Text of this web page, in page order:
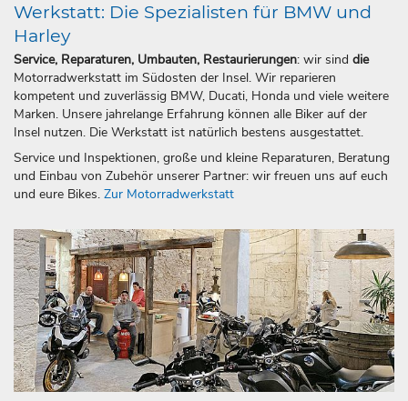
Werkstatt: Die Spezialisten für BMW und
Harley
Service, Reparaturen, Umbauten, Restaurierungen: wir sind die
Motorradwerkstatt im Südosten der Insel. Wir reparieren
kompetent und zuverlässig BMW, Ducati, Honda und viele weitere
Marken. Unsere jahrelange Erfahrung können alle Biker auf der
Insel nutzen. Die Werkstatt ist natürlich bestens ausgestattet.
Service und Inspektionen, große und kleine Reparaturen, Beratung
und Einbau von Zubehör unserer Partner: wir freuen uns auf euch
und eure Bikes. Zur Motorradwerkstatt